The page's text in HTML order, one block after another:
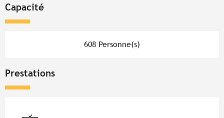
Capacité
608 Personne(s)
Prestations